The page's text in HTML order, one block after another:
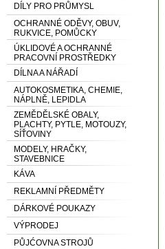
DÍLY PRO PRŮMYSL
OCHRANNÉ ODĚVY, OBUV,
RUKVICE, POMŮCKY
ÚKLIDOVÉ A OCHRANNÉ
PRACOVNÍ PROSTŘEDKY
DÍLNA A NÁŘADÍ
AUTOKOSMETIKA, CHEMIE,
NÁPLNĚ, LEPIDLA
ZEMĚDĚLSKÉ OBALY,
PLACHTY, PYTLE, MOTOUZY,
SÍŤOVINY
MODELY, HRAČKY,
STAVEBNICE
KÁVA
REKLAMNÍ PŘEDMĚTY
DÁRKOVÉ POUKAZY
VÝPRODEJ
PŮJĆOVNA STROJŮ